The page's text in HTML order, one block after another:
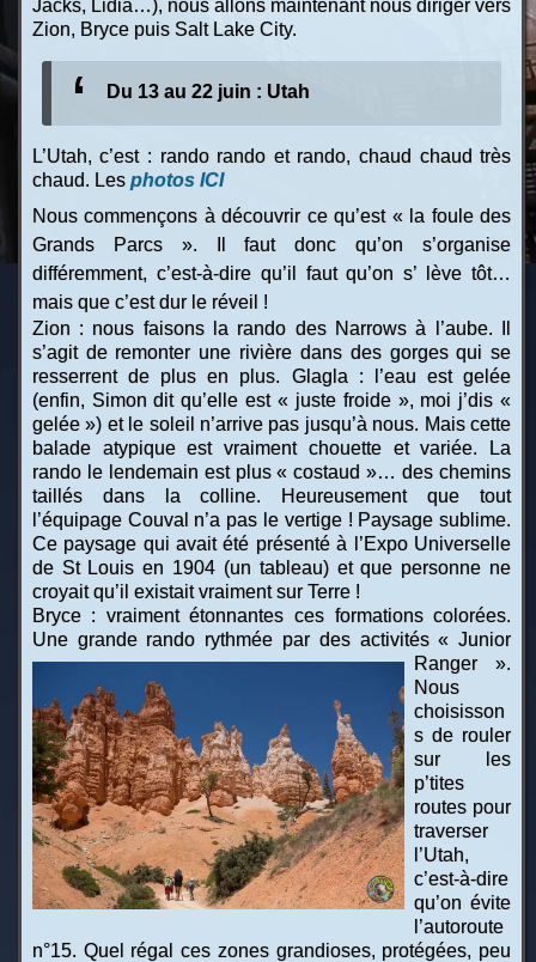
Jacks, Lidia…), nous allons maintenant nous diriger vers
Zion, Bryce puis Salt Lake City.
Du 13 au 22 juin : Utah
L’Utah, c’est : rando rando et rando, chaud chaud très
chaud. Les photos ICI
Nous commençons à découvrir ce qu’est « la foule des
Grands Parcs ». Il faut donc qu’on s’organise
différemment, c’est-à-dire qu’il faut qu’on s’ lève tôt…
mais que c’est dur le réveil !
Zion : nous faisons la rando des Narrows à l’aube. Il
s’agit de remonter une rivière dans des gorges qui se
resserrent de plus en plus. Glagla : l’eau est gelée
(enfin, Simon dit qu’elle est « juste froide », moi j’dis «
gelée ») et le soleil n’arrive pas jusqu’à nous. Mais cette
balade atypique est vraiment chouette et variée. La
rando le lendemain est plus « costaud »… des chemins
taillés dans la colline. Heureusement que tout
l’équipage Couval n’a pas le vertige ! Paysage sublime.
Ce paysage qui avait été présenté à l’Expo Universelle
de St Louis en 1904 (un tableau) et que personne ne
croyait qu’il existait vraiment sur Terre !
Bryce : vraiment étonnantes ces formations colorées.
Une grande rando rythmée par des activités « Junior
Ranger ».
Nous
choisisson
s de rouler
sur les
p’tites
routes pour
traverser
l’Utah,
c’est-à-dire
qu’on évite
l’autoroute
n°15. Quel régal ces zones grandioses, protégées, peu